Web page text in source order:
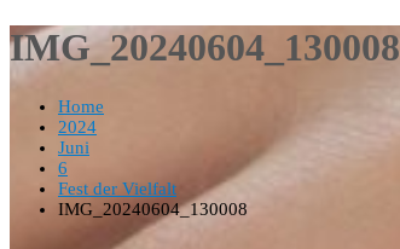
IMG_20240604_130008
Home
2024
Juni
6
Fest der Vielfalt
IMG_20240604_130008